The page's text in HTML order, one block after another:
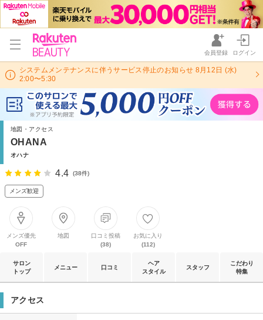
会員登録 ログイン
システムメンテナンスに伴うサービス停止のお知らせ 8月12日 (水)
2:00〜5:30
地図・アクセス
OHANA
オハナ
4.4 (38件)
メンズ歓迎
メンズ優先
OFF
地図
口コミ投稿
(38)
お気に入り
(112)
サロン
トップ
メニュー 口コミ
ヘア
スタイル
スタッフ
こだわり
特集
アクセス